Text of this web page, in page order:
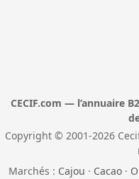
CECIF.com — l’annuaire
Copyright © 2001-2026
Marchés : Cajou · Cacao ·